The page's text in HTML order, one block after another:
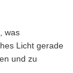
was
Licht gerade
und zu